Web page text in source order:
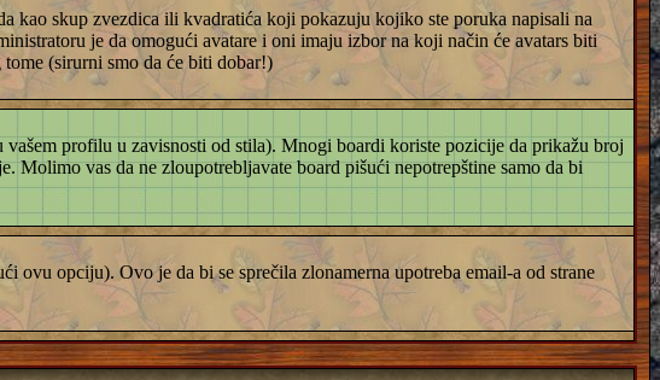
kao skup zvezdica ili kvadratića koji pokazuju kojiko ste poruka napisali na
je da omogući avatare i oni imaju izbor na koji način će avatars biti
(sirurni smo da će biti dobar!)
profilu u zavisnosti od stila). Mnogi boardi koriste pozicije da prikažu broj
vas da ne zloupotrebljavate board pišući nepotrepštine samo da bi
ovu opciju). Ovo je da bi se sprečila zlonamerna upotreba email-a od strane